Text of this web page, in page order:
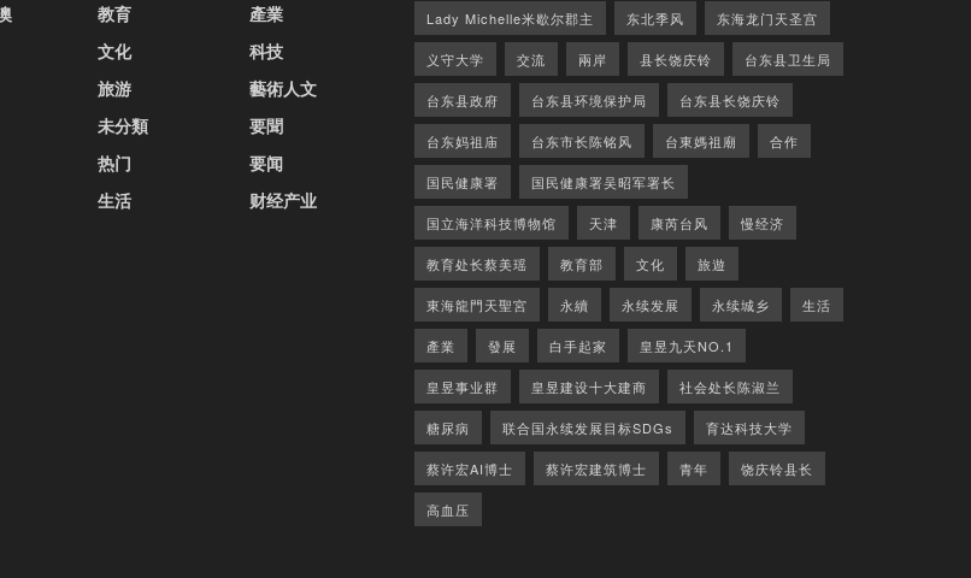
教育
文化
旅游
未分類
热门
生活
產業
科技
藝術人文
要聞
要闻
财经产业
Lady Michelle米歇尔郡主 东北季风 东海龙门天圣宫
义守大学 交流 兩岸 县长饶庆铃 台东县卫生局
台东县政府 台东县环境保护局 台东县长饶庆铃
台东妈祖庙 台东市长陈铭风 台東媽祖廟 合作
国民健康署 国民健康署吴昭军署长
国立海洋科技博物馆 天津 康芮台风 慢经济
教育处长蔡美瑶 教育部 文化 旅遊
東海龍門天聖宮 永續 永续发展 永续城乡 生活
產業 發展 白手起家 皇昱九天NO.1
皇昱事业群 皇昱建设十大建商 社会处长陈淑兰
糖尿病 联合国永续发展目标SDGs 育达科技大学
蔡许宏AI博士 蔡许宏建筑博士 青年 饶庆铃县长
高血压